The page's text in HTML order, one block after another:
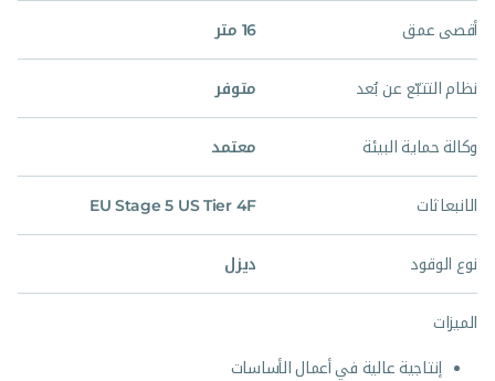
أقصى عمق 16 متر
نظام التتبّع عن بُعد متوفر
وكالة حماية البيئة معتمد
الانبعاثات EU Stage 5 US Tier 4F
نوع الوقود ديزل
الميزات
إنتاجية عالية في أعمال الأساسات